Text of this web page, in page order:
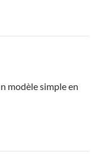
modèle simple en